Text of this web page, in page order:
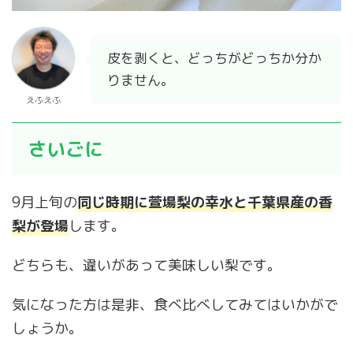
えふえふ
皮を剥くと、どっちがどっちか分か
りません。
さいごに
9月上旬の同じ時期に萱場梨の幸水と千葉県産の香
梨が登場します。
どちらも、違いがあって美味しい梨です。
気になった方は是非、食べ比べしてみてはいかがで
しょうか。